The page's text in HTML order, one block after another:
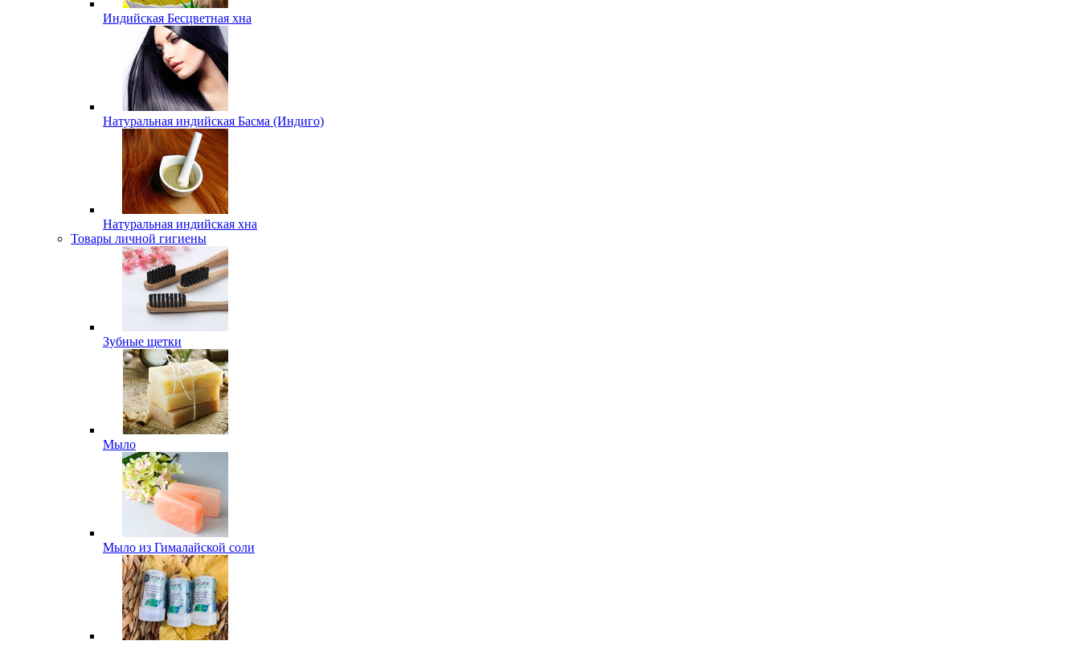
Индийская Бесцветная хна
Натуральная индийская Басма (Индиго)
Натуральная индийская хна
Товары личной гигиены
Зубные щетки
Мыло
Мыло из Гималайской соли